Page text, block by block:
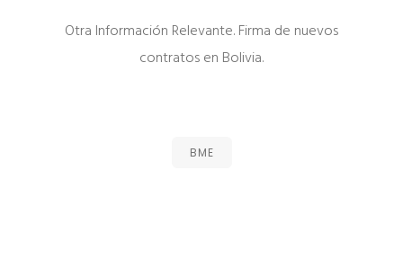
Otra Información Relevante. Firma de nuevos
contratos en Bolivia.
BME